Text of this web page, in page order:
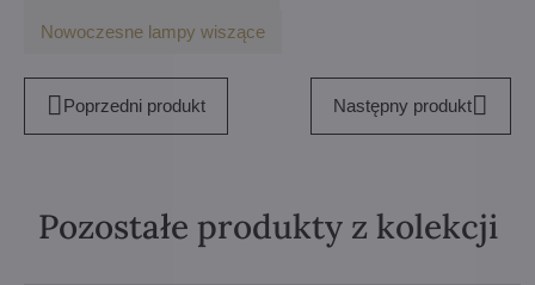
Nowoczesne lampy wiszące
Poprzedni produkt Następny produkt
Pozostałe produkty z kolekcji